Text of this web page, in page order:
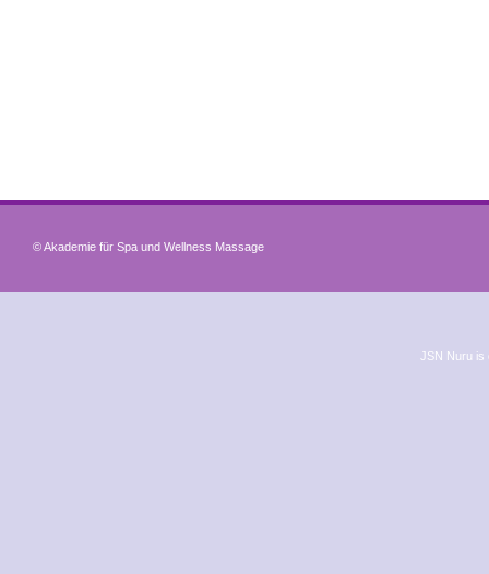
© Akademie für Spa und Wellness Massage
JSN Nuru